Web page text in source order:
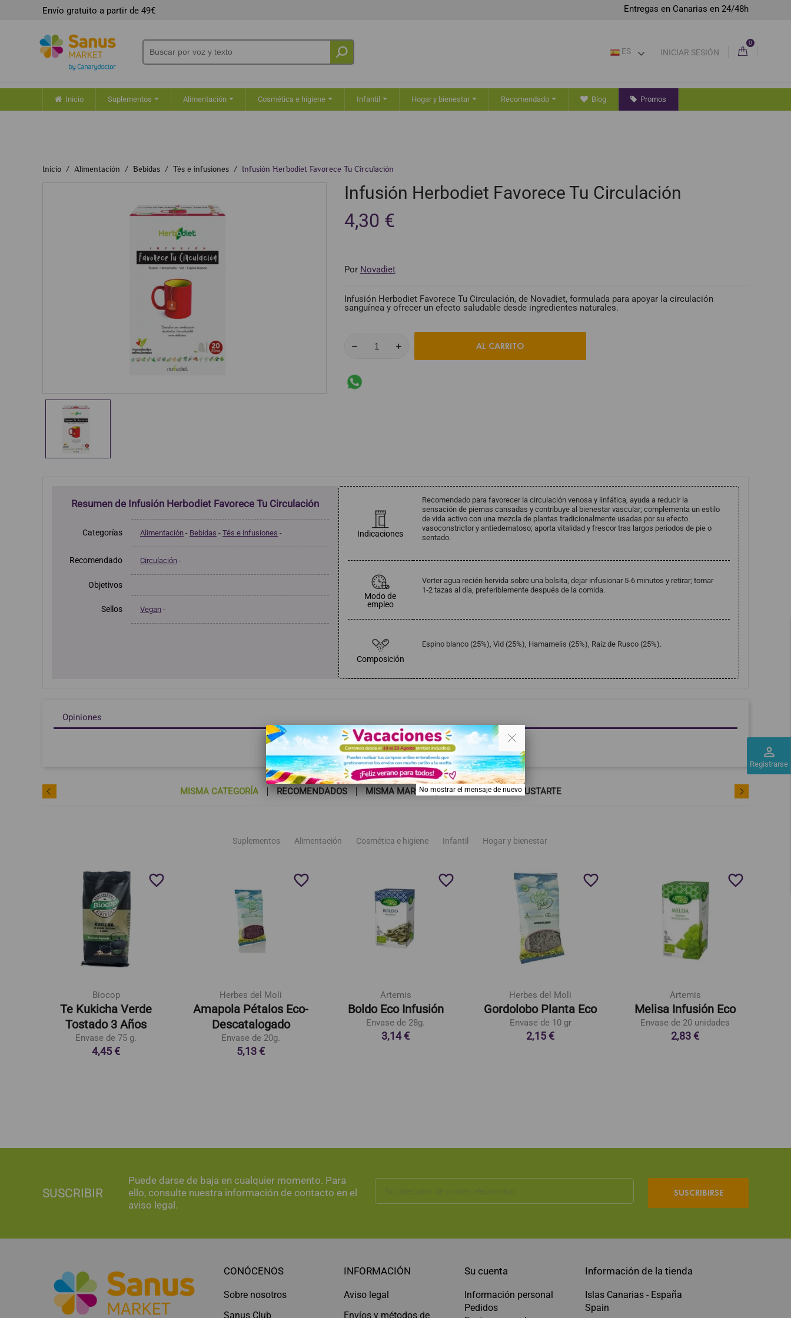
Envío gratuito a partir de 49€ Entregas en Canarias en 24/48h
ES INICIAR SESIÓN
0
perm_identity
Registrarse
Inicio Suplementos Alimentación Cosmética e higiene Infantil Hogar y bienestar Recomendado Blog Promos
Inicio Alimentación Bebidas Tés e infusiones Infusión Herbodiet Favorece Tu Circulación
Infusión Herbodiet Favorece Tu Circulación
4,30 €
Por Novadiet
Infusión Herbodiet Favorece Tu Circulación, de Novadiet, formulada para apoyar la circulación
sanguínea y ofrecer un efecto saludable desde ingredientes naturales.
AL CARRITO
Resumen de Infusión Herbodiet Favorece Tu Circulación
Categorías Alimentación - Bebidas - Tés e infusiones -
Recomendado Circulación -
Objetivos
Sellos Vegan -
Indicaciones
Recomendado para favorecer la circulación venosa y linfática, ayuda a reducir la
sensación de piernas cansadas y contribuye al bienestar vascular; complementa un estilo
de vida activo con una mezcla de plantas tradicionalmente usadas por su efecto
vasoconstrictor y antiedematoso; aporta vitalidad y frescor tras largos periodos de pie o
sentado.
Modo de
empleo
Verter agua recién hervida sobre una bolsita, dejar infusionar 5‑6 minutos y retirar; tomar
1‑2 tazas al día, preferiblemente después de la comida.
Composición
Espino blanco (25%), Vid (25%), Hamamelis (25%), Raíz de Rusco (25%).
Opiniones
Haga clic aquí para dejar una opinión
MISMA CATEGORÍA RECOMENDADOS MISMA MARCA TAMBIÉN PODRÍA GUSTARTE
Suplementos Alimentación Cosmética e higiene Infantil Hogar y bienestar
Biocop
Te Kukicha Verde
Tostado 3 Años
Envase de 75 g.
4,45 €
favorite_border
Herbes del Moli
Amapola Pétalos Eco-
Descatalogado
Envase de 20g.
5,13 €
favorite_border
Artemis
Boldo Eco Infusión
Envase de 28g.
3,14 €
favorite_border
Herbes del Moli
Gordolobo Planta Eco
Envase de 10 gr
2,15 €
favorite_border
Artemis
Melisa Infusión Eco
Envase de 20 unidades
2,83 €
favorite_border
SUSCRIBIR
Puede darse de baja en cualquier momento. Para
ello, consulte nuestra información de contacto en el
aviso legal.
SUSCRIBIRSE
CONÓCENOS
Sobre nosotros
Sanus Club
INFORMACIÓN
Aviso legal
Envíos y métodos de
Su cuenta
Información personal
Pedidos
Información de la tienda
Islas Canarias - España
Spain
. .
No mostrar el mensaje de nuevo